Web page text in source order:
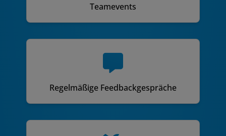
Teamevents
Regelmäßige Feedbackgespräche